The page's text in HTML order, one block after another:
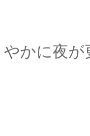
穏やか
やかに夜が